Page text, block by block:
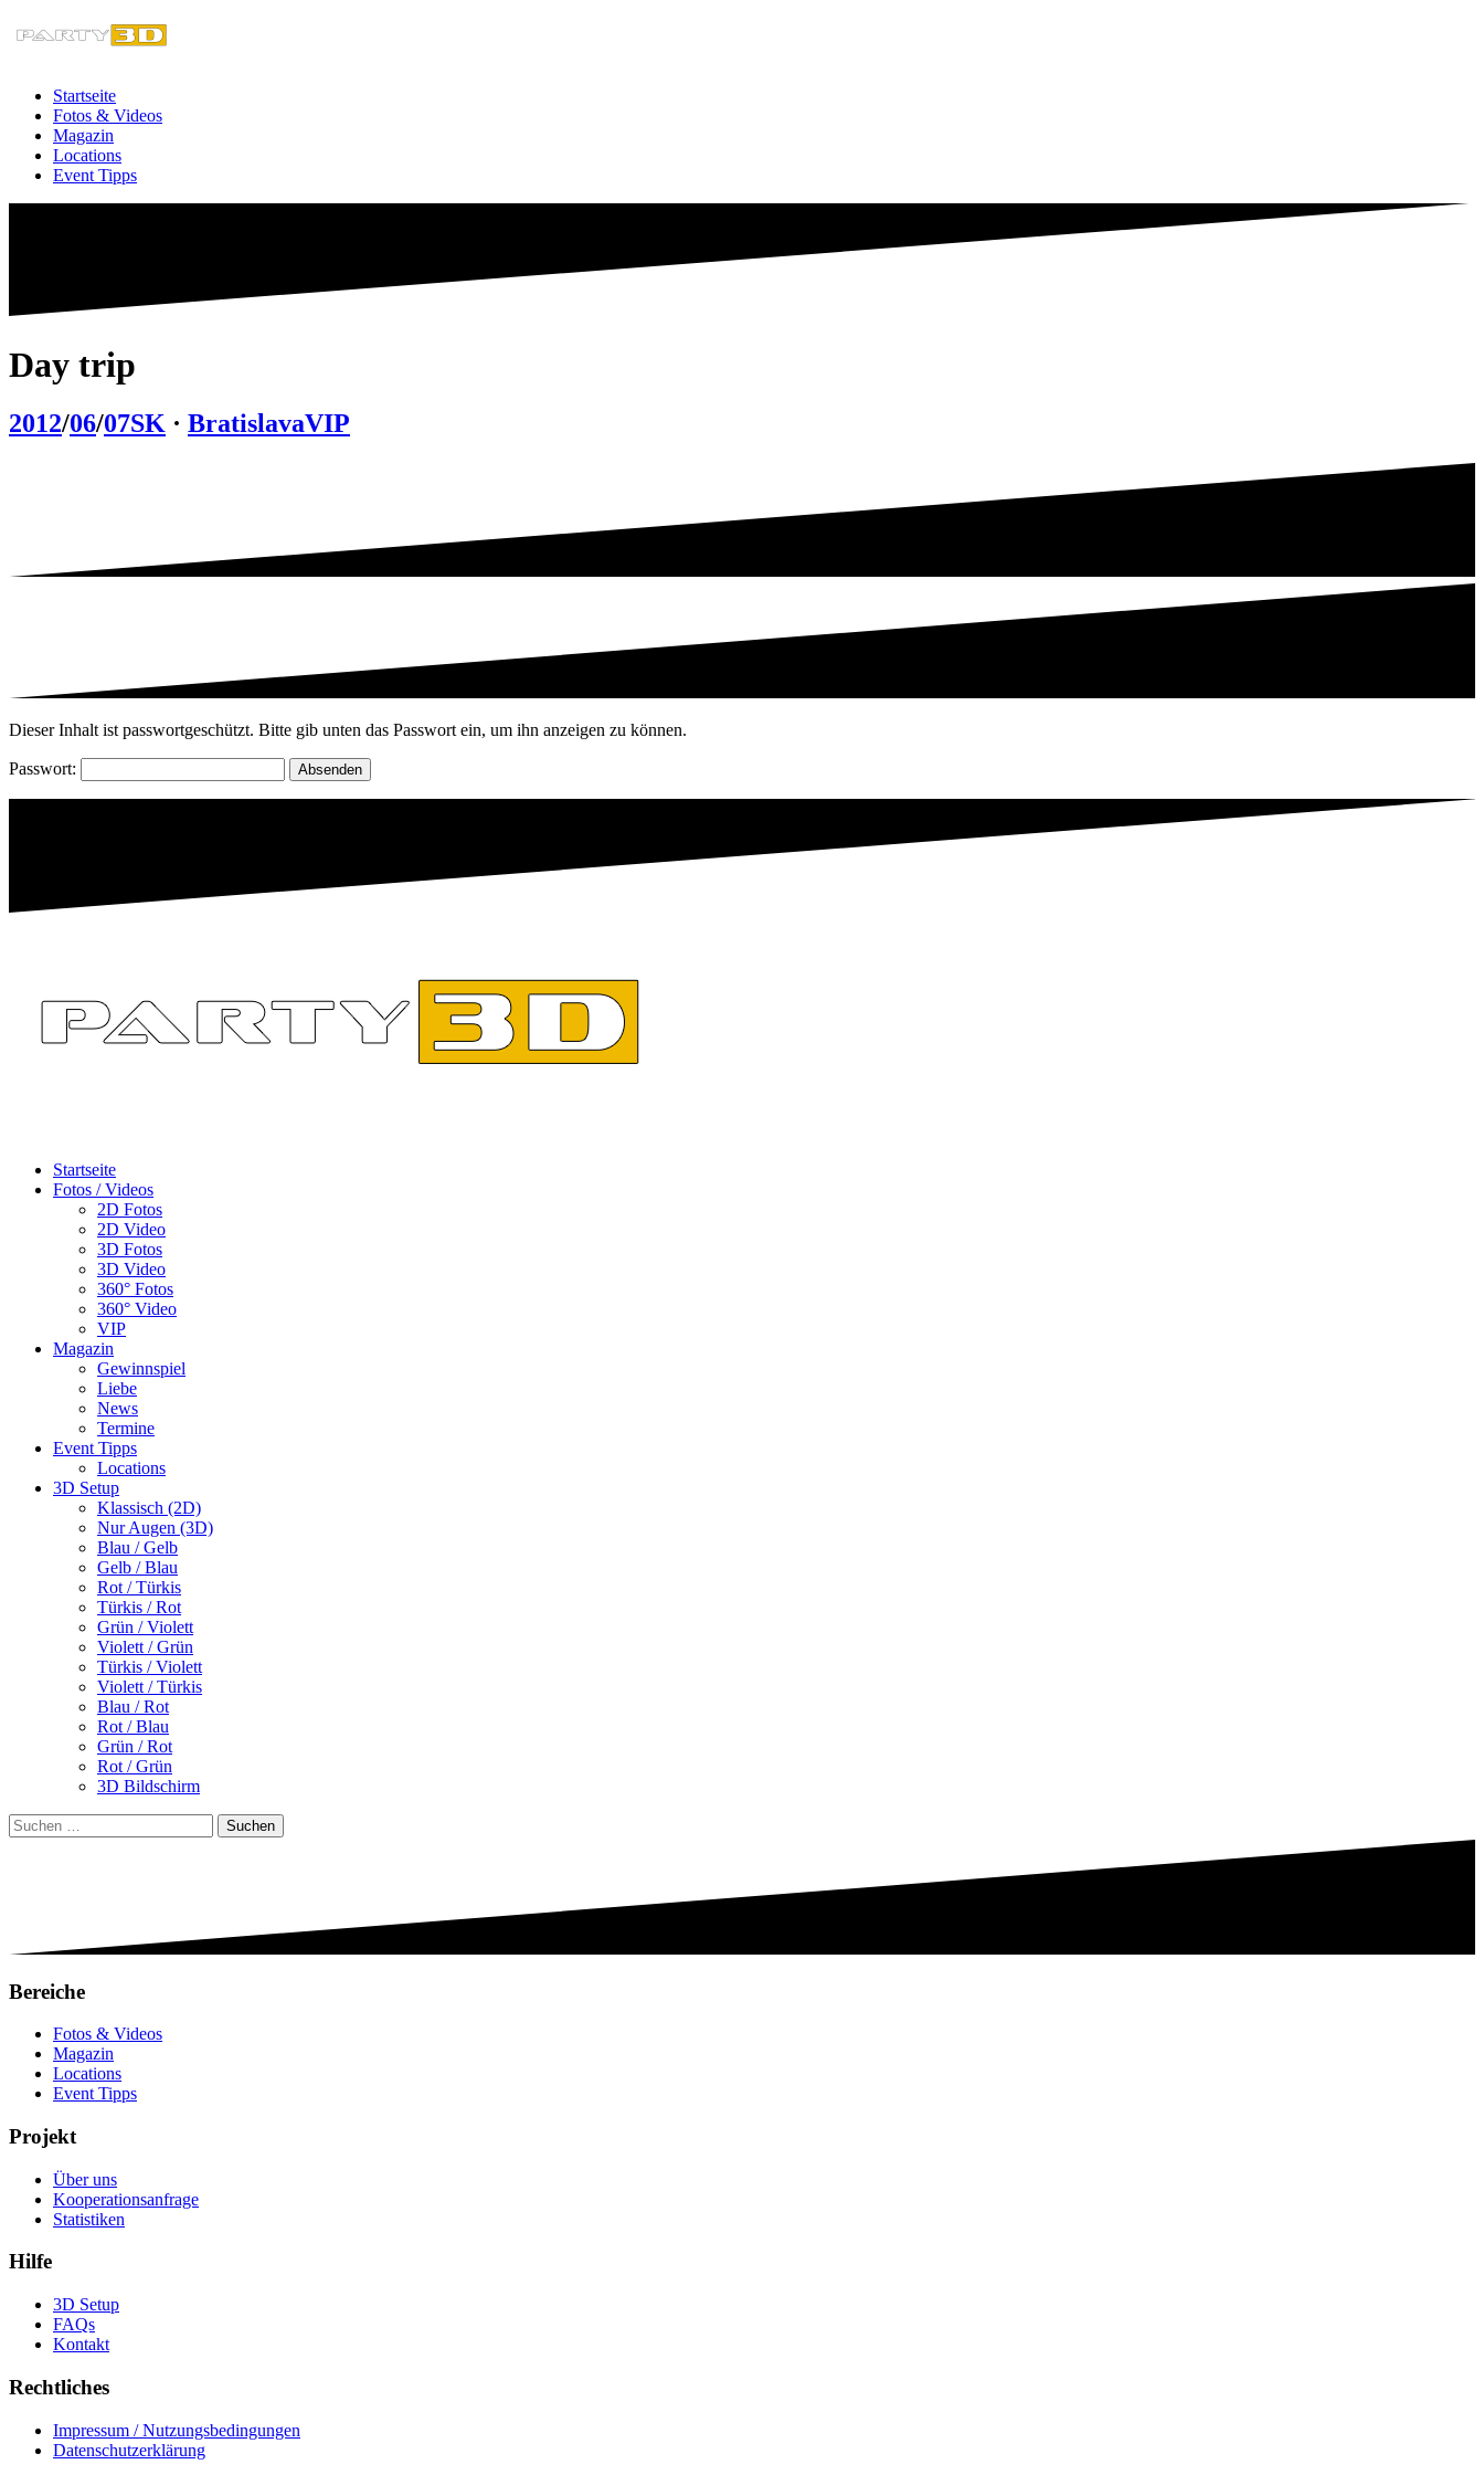
Inhalt
Startseite
Fotos & Videos
Magazin
Locations
Event Tipps
Day trip
2012/06/07SK · BratislavaVIP
Dieser Inhalt ist passwortgeschützt. Bitte gib unten das Passwort ein, um ihn anzeigen zu können.
Passwort:
Startseite
Fotos / Videos
2D Fotos
2D Video
3D Fotos
3D Video
360° Fotos
360° Video
VIP
Magazin
Gewinnspiel
Liebe
News
Termine
Event Tipps
Locations
3D Setup
Klassisch (2D)
Nur Augen (3D)
Blau / Gelb
Gelb / Blau
Rot / Türkis
Türkis / Rot
Grün / Violett
Violett / Grün
Türkis / Violett
Violett / Türkis
Blau / Rot
Rot / Blau
Grün / Rot
Rot / Grün
3D Bildschirm
Suchen
nach:
Bereiche
Fotos & Videos
Magazin
Locations
Event Tipps
Projekt
Über uns
Kooperationsanfrage
Statistiken
Hilfe
3D Setup
FAQs
Kontakt
Rechtliches
Impressum / Nutzungsbedingungen
Datenschutzerklärung